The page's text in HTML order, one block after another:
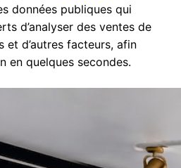
données publiques qui
d’analyser des ventes de
et d’autres facteurs, afin
en quelques secondes.